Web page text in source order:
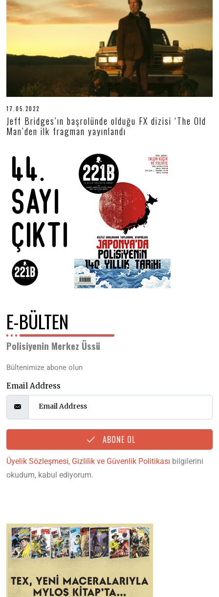
2
17.05.2022
.
0
Jeff Bridges’ın başrolünde olduğu FX dizisi ‘The Old
Man’den ilk fragman yayınlandı
E-BÜLTEN
Polisiyenin Merkez Üssü
Bültenimize abone olun
Email Address
ABONE OL
Üyelik Sözleşmesi, Gizlilik ve Güvenlik Politikası bilgilerini
okudum, kabul ediyorum.